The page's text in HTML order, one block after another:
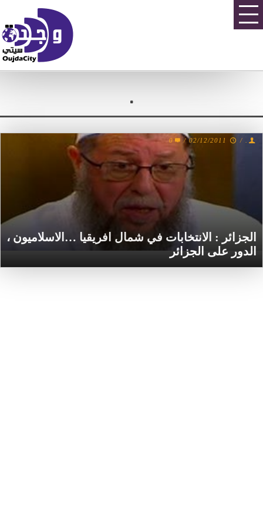
.
الجزائر : الانتخابات في شمال افريقيا …الاسلاميون ،
الدور على الجزائر
/
02/12/2011
/
0